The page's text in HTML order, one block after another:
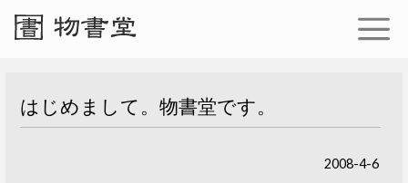
はじめまして。物書堂です。
2008-4-6